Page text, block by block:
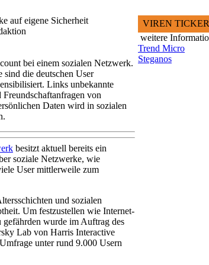
auf eigene Sicherheit
bei einem sozialen Netzwerk.
die deutschen User
Links unbekannte
von
Daten wird in sozialen
besitzt aktuell bereits ein
soziale Netzwerke, wie
User mittlerweile zum
und sozialen
Um festzustellen wie Internet-
gefährden wurde im Auftrag des
Lab von Harris Interactive
unter rund 9.000 Usern
VIREN TICKER
weitere
Trend Micro
Steganos